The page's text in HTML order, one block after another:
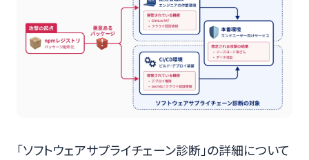
「ソフトウェアサプライチェーン診断」の詳細について